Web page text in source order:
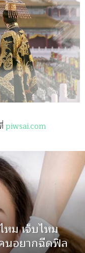
piwsai.com
หม เจ็บไหม
นอยากฉีดฟิล